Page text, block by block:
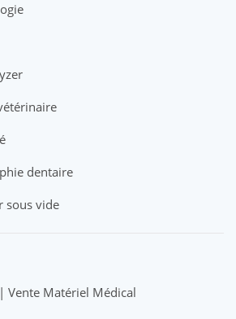
dentaire
sous vide
Vente Matériel Médical